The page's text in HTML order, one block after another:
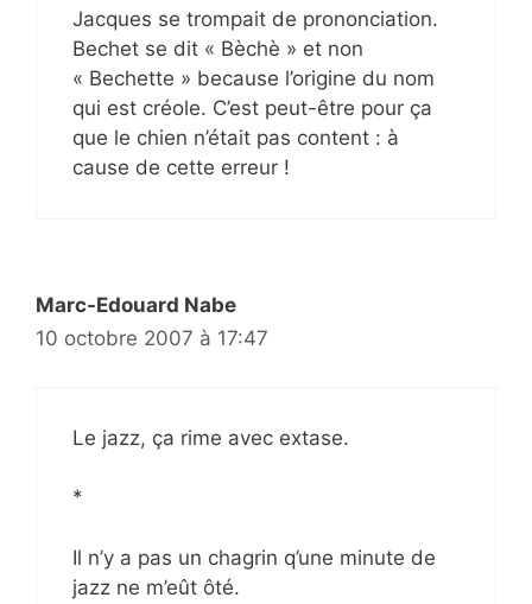
Jacques se trompait de prononciation.
Bechet se dit « Bèchè » et non
« Bechette » because l’origine du nom
qui est créole. C’est peut-être pour ça
que le chien n’était pas content : à
cause de cette erreur !
Marc-Edouard Nabe
10 octobre 2007 à 17:47
Le jazz, ça rime avec extase.
*
Il n’y a pas un chagrin q’une minute de
jazz ne m’eût ôté.